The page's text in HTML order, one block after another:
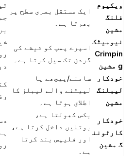
ویکیوم
فلنگ
مشین
ایک مستقل بصری سطح پر
بھرتا ہے۔
نیومیٹک
Crimpin
g مشین
اسپرے پمپ کو شیشے کی
گردن تک سیل کرتا ہے۔
خودکار
لیبلنگ
مشین
سامنے/پیچھے یا
لپیٹنے والے لیبلز کا
اطلاق ہوتا ہے۔
خودکار
کارٹونن
گ مشین
بکس کھولتا ہے،
بوتلیں داخل کرتا ہے،
اور فلیپس بند کرتا
ہے۔